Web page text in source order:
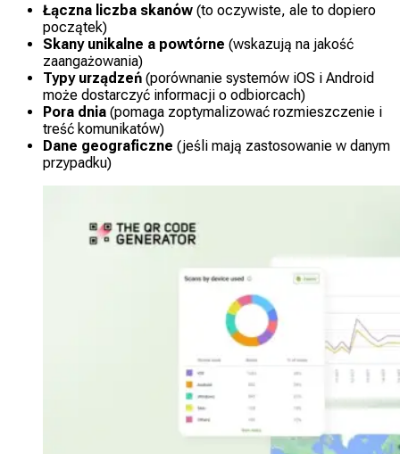
Łączna liczba skanów (to oczywiste, ale to dopiero
początek)
Skany unikalne a powtórne (wskazują na jakość
zaangażowania)
Typy urządzeń (porównanie systemów iOS i Android
może dostarczyć informacji o odbiorcach)
Pora dnia (pomaga zoptymalizować rozmieszczenie i
treść komunikatów)
Dane geograficzne (jeśli mają zastosowanie w danym
przypadku)